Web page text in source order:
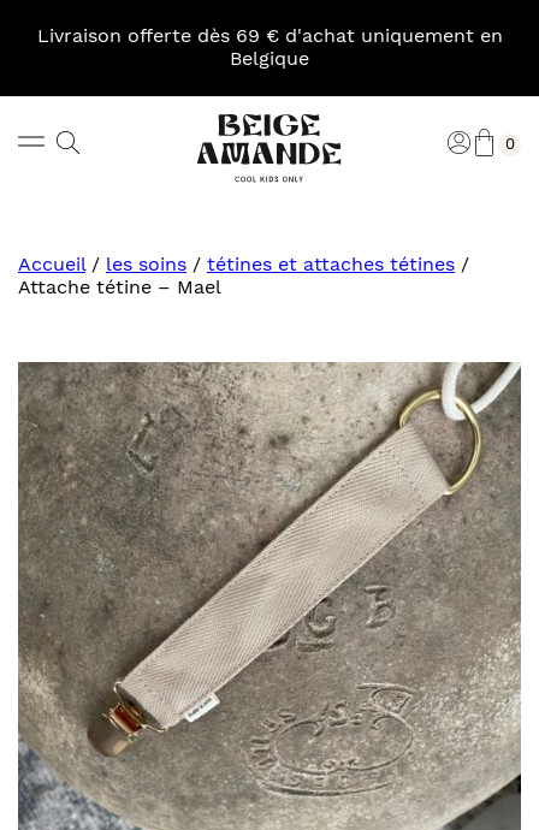
Livraison offerte dès 69 € d'achat uniquement en
Belgique
Rechercher 0
Accueil/ les soins / tétines et attaches tétines /
Attache tétine – Mael